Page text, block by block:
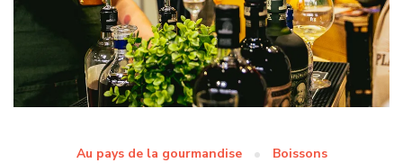
Au pays de la gourmandise Boissons